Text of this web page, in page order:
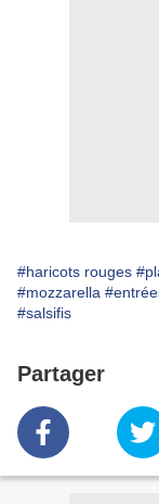
#haricots rouges
#mozzarella
#salsifis
Partager